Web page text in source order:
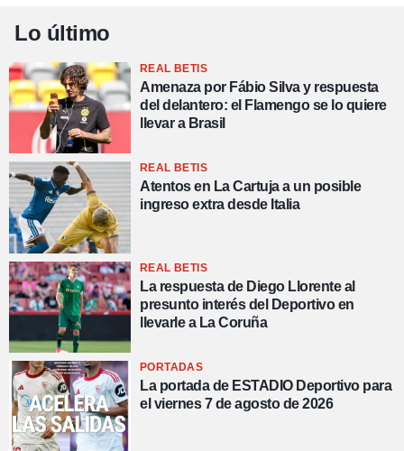
Lo último
REAL BETIS
Amenaza por Fábio Silva y respuesta
del delantero: el Flamengo se lo quiere
llevar a Brasil
REAL BETIS
Atentos en La Cartuja a un posible
ingreso extra desde Italia
REAL BETIS
La respuesta de Diego Llorente al
presunto interés del Deportivo en
llevarle a La Coruña
PORTADAS
La portada de ESTADIO Deportivo para
el viernes 7 de agosto de 2026